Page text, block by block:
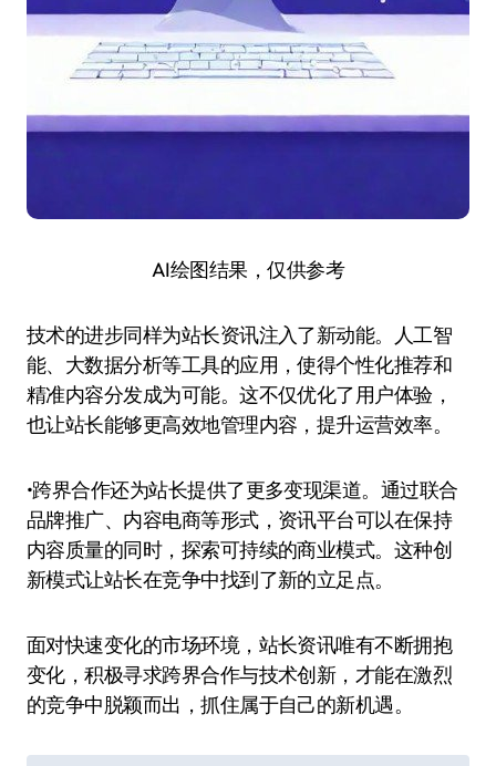
AI绘图结果，仅供参考
技术的进步同样为站长资讯注入了新动能。人工智
能、大数据分析等工具的应用，使得个性化推荐和
精准内容分发成为可能。这不仅优化了用户体验，
也让站长能够更高效地管理内容，提升运营效率。
•跨界合作还为站长提供了更多变现渠道。通过联合
品牌推广、内容电商等形式，资讯平台可以在保持
内容质量的同时，探索可持续的商业模式。这种创
新模式让站长在竞争中找到了新的立足点。
面对快速变化的市场环境，站长资讯唯有不断拥抱
变化，积极寻求跨界合作与技术创新，才能在激烈
的竞争中脱颖而出，抓住属于自己的新机遇。